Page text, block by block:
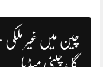
چین میں غیر ملکی
گا ، چینی میڈیا